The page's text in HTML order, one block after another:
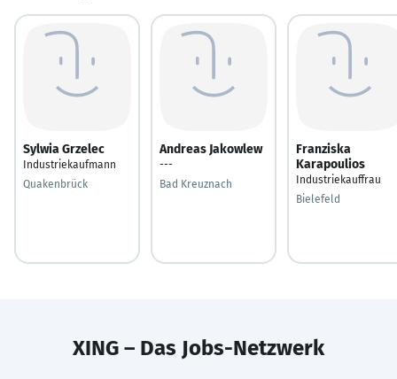
Sylwia Grzelec
Industriekaufmann
Quakenbrück
Andreas Jakowlew
---
Bad Kreuznach
Franziska
Karapoulios
Industriekauffrau
Bielefeld
XING – Das Jobs-Netzwerk